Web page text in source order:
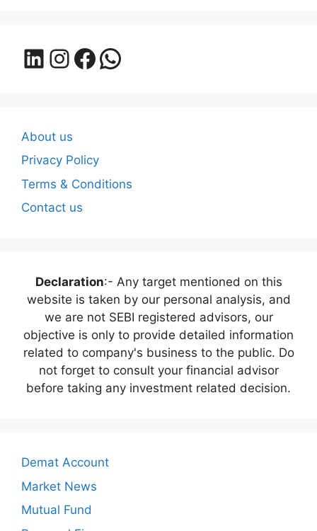
LinkedIn
Instagram
Facebook
WhatsApp
About us
Privacy Policy
Terms & Conditions
Contact us
Declaration:- Any target mentioned on this
website is taken by our personal analysis, and
we are not SEBI registered advisors, our
objective is only to provide detailed information
related to company's business to the public. Do
not forget to consult your financial advisor
before taking any investment related decision.
Demat Account
Market News
Mutual Fund